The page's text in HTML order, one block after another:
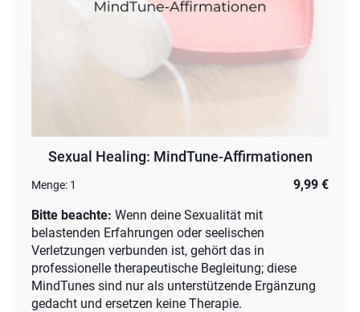
Sexual Healing: MindTune-Affirmationen
Menge: 1
9,99 €
Bitte beachte: Wenn deine Sexualität mit
belastenden Erfahrungen oder seelischen
Verletzungen verbunden ist, gehört das in
professionelle therapeutische Begleitung; diese
MindTunes sind nur als unterstützende Ergänzung
gedacht und ersetzen keine Therapie.